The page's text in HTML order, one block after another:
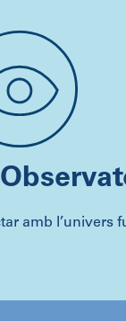
amb l’univers